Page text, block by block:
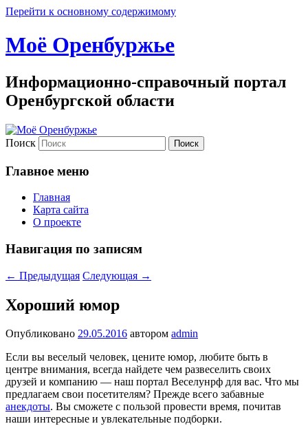
Перейти к основному содержимому
Моё Оренбуржье
Информационно-справочный портал
Оренбургской области
Поиск
Главное меню
Главная
Карта сайта
О проекте
Навигация по записям
← Предыдущая Следующая →
Хороший юмор
Опубликовано 29.05.2016 автором admin
Если вы веселый человек, цените юмор, любите быть в
центре внимания, всегда найдете чем развеселить своих
друзей и компанию — наш портал Веселунрф для вас. Что мы
предлагаем свои посетителям? Прежде всего забавные
анекдоты. Вы сможете с пользой провести время, почитав
наши интересные и увлекательные подборки.